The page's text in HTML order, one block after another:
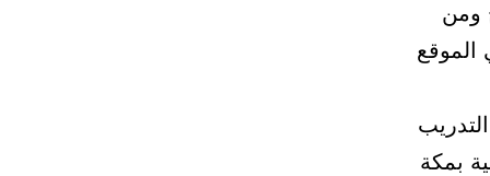
ومن
الموقع
بمكة